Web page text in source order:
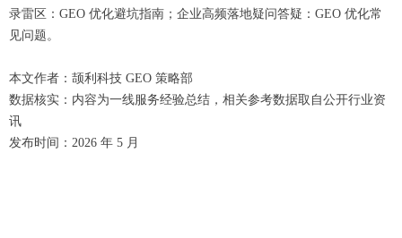
录雷区：GEO 优化避坑指南；企业高频落地疑问答疑：GEO 优化常
见问题。
本文作者：颉利科技 GEO 策略部
数据核实：内容为一线服务经验总结，相关参考数据取自公开行业资
讯
发布时间：2026 年 5 月